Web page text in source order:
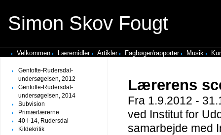
Simon Skov Fougt
Velkommen Læremidler Artikler Fagbøger/rapporter Musik
Gentofte-Rudersdal-
undersøgelsen, 2012
Gentofte-Rudersdal-
undersøgelsen, 2014
Subvision
Primærlærerne
40-i-14, Rudersdal
Kildekritik
Lærerens
Fra 1.9.2012 -
ved Institut for
samarbejde med